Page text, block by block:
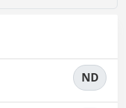
ND